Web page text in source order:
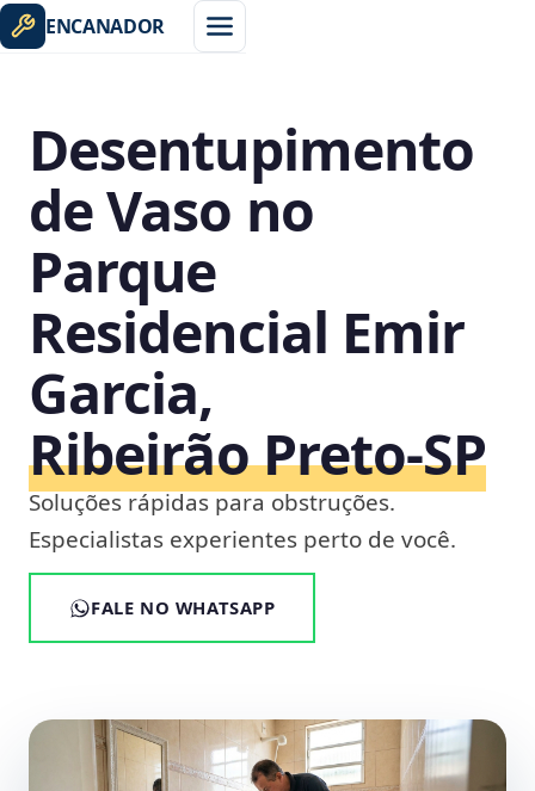
ENCANADOR
Desentupimento
de Vaso no
Parque
Residencial Emir
Garcia,
Ribeirão Preto‑SP
Soluções rápidas para obstruções.
Especialistas experientes perto de você.
FALE NO WHATSAPP